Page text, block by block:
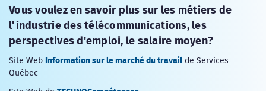
Vous voulez en savoir plus sur les métiers de
l'industrie des télécommunications, les
perspectives d'emploi, le salaire moyen?
Site Web Information sur le marché du travail de Services
Québec